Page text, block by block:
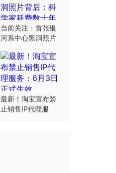
当前关注：首张银
河系中心黑洞照片
数十年研究
最新！淘宝宣布禁
止销售IP代理服